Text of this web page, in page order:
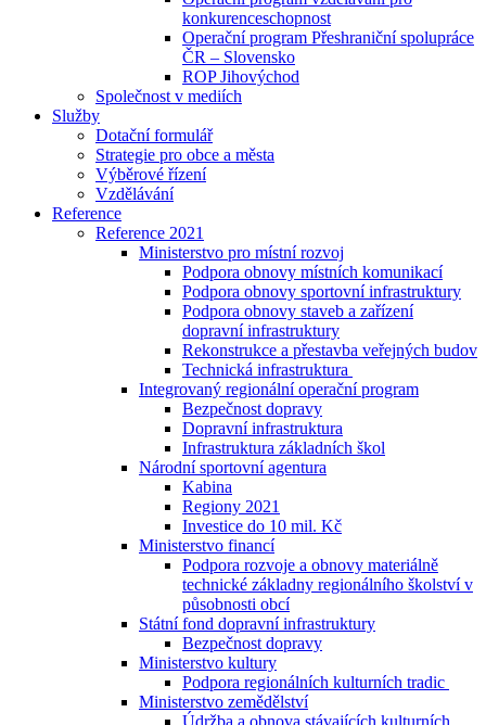
konkurenceschopnost
Operační program Přeshraniční spolupráce
ČR – Slovensko
ROP Jihovýchod
Společnost v mediích
Služby
Dotační formulář
Strategie pro obce a města
Výběrové řízení
Vzdělávání
Reference
Reference 2021
Ministerstvo pro místní rozvoj
Podpora obnovy místních komunikací
Podpora obnovy sportovní infrastruktury
Podpora obnovy staveb a zařízení
dopravní infrastruktury
Rekonstrukce a přestavba veřejných budov
Technická infrastruktura
Integrovaný regionální operační program
Bezpečnost dopravy
Dopravní infrastruktura
Infrastruktura základních škol
Národní sportovní agentura
Kabina
Regiony 2021
Investice do 10 mil. Kč
Ministerstvo financí
Podpora rozvoje a obnovy materiálně
technické základny regionálního školství v
působnosti obcí
Státní fond dopravní infrastruktury
Bezpečnost dopravy
Ministerstvo kultury
Podpora regionálních kulturních tradic
Ministerstvo zemědělství
Údržba a obnova stávajících kulturních